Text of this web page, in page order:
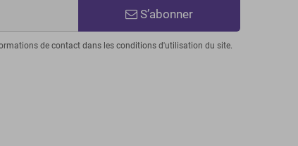
S’abonner
de contact dans les conditions d'utilisation du site.